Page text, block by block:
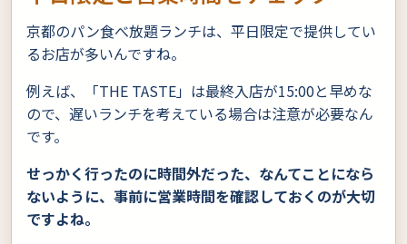
京都のパン食べ放題ランチは、平日限定で提供してい
るお店が多いんですね。
例えば、「THE TASTE」は最終入店が15:00と早めな
ので、遅いランチを考えている場合は注意が必要なん
です。
せっかく行ったのに時間外だった、なんてことになら
ないように、事前に営業時間を確認しておくのが大切
ですよね。